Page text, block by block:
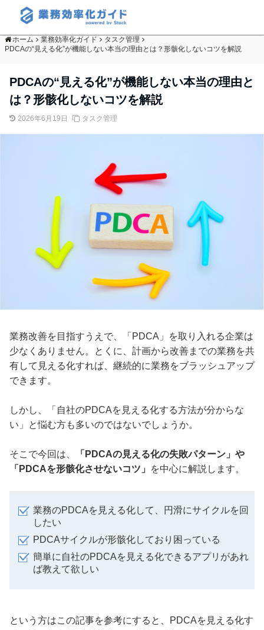
ホーム 業務効率化ガイド
タスク管理
PDCAの“見える化”が機能しない本当の理由とは？形骸化しないコツを解説
PDCAの“見える化”が機能しない本当の理由と
は？形骸化しないコツを解説
2026年6月19日 タスク管理
業務改善を目指すうえで、「PDCA」を取り入れる企業は
少なくありません。とくに、計画から改善までの業務を共
有して見える化すれば、継続的に業務をブラッシュアップ
できます。
しかし、「自社のPDCAを見える化する方法が分からな
い」と悩む方も多いのではないでしょうか。
そこで今回は、
「PDCAの見える化の失敗パターン」や
「PDCAを形骸化させないコツ」
を中心に解説します。
業務のPDCAを見える化して、円滑にサイクルを回
したい
PDCAサイクルが形骸化しており困っている
簡単に自社のPDCAを見える化できるアプリがあれ
ば教えて欲しい
という方はこの記事を参考にすると、PDCAを見える化す